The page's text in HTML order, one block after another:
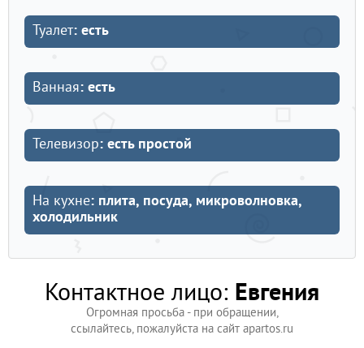
Туалет: есть
Ванная: есть
Телевизор: есть простой
На кухне: плита, посуда, микроволновка,
холодильник
Контактное лицо: Евгения
Огромная просьба - при обращении,
ссылайтесь, пожалуйста на сайт apartos.ru